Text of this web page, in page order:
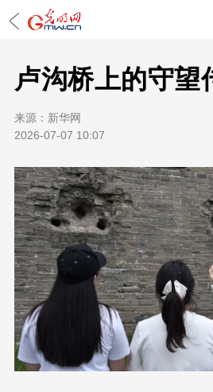
卢沟桥上的守望
来源： 新华网
2026-07-07 10:07